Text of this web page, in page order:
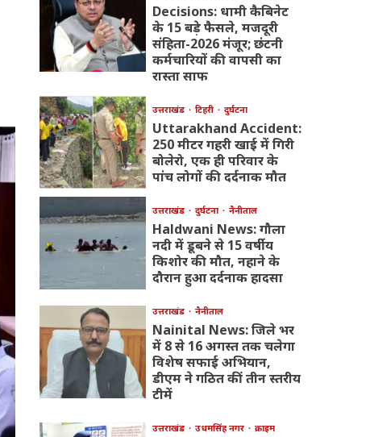
Decisions: धामी कैबिनेट
के 15 बड़े फैसले, मजदूरी
संहिता-2026 मंजूर; छंटनी
कर्मचारियों की वापसी का
रास्ता साफ
उत्तराखंड टिहरी दुर्घटना
Uttarakhand Accident:
250 मीटर गहरी खाई में गिरी
बोलेरो, एक ही परिवार के
पांच लोगों की दर्दनाक मौत
उत्तराखंड दुर्घटना नैनीताल
Haldwani News: गौला
नदी में डूबने से 15 वर्षीय
किशोर की मौत, नहाने के
दौरान हुआ दर्दनाक हादसा
उत्तराखंड नैनीताल
Nainital News: जिले भर
में 8 से 16 अगस्त तक चलेगा
विशेष सफाई अभियान,
डीएम ने गठित कीं तीन स्तरीय
टीमें
उत्तराखंड उधमसिंह नगर क्राइम